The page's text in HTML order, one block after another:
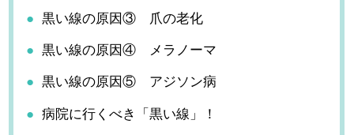
黒い線の原因③ 爪の老化
黒い線の原因④ メラノーマ
黒い線の原因⑤ アジソン病
病院に行くべき「黒い線」！